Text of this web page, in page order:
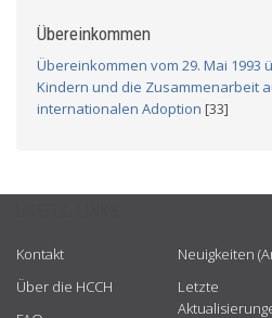
Übereinkommen
Übereinkommen vom 29. Mai 1993
Kindern und die Zusammenarbeit
internationalen Adoption [33]
Kontakt
Über die HCCH
Neuigkeiten
Letzte